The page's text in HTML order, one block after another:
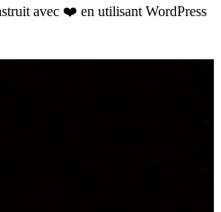
avec ❤️ en utilisant WordPress